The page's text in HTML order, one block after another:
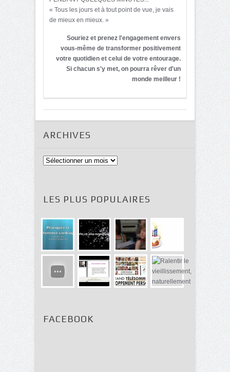
« Tous les jours et à tout point de vue, je vais
de mieux en mieux. »
Souriez et prenez l'engagement envers
vous-même de transformer positivement
votre quotidien et celui de votre entourage.
Si chacun s'y met, on pourra rêver d'un
monde meilleur !
ARCHIVES
Archives
LES PLUS POPULAIRES
FACEBOOK